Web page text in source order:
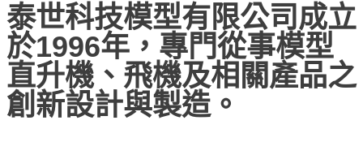
泰世科技模型有限公司成立
於1996年，專門從事模型
直升機、飛機及相關產品之
創新設計與製造。